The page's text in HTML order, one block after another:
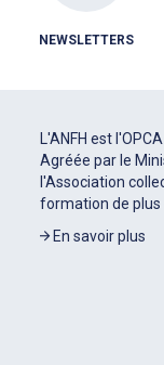
NEWSLETTERS
L'ANFH est
Agréée par le
l'Association
formation de plus
En savoir plus